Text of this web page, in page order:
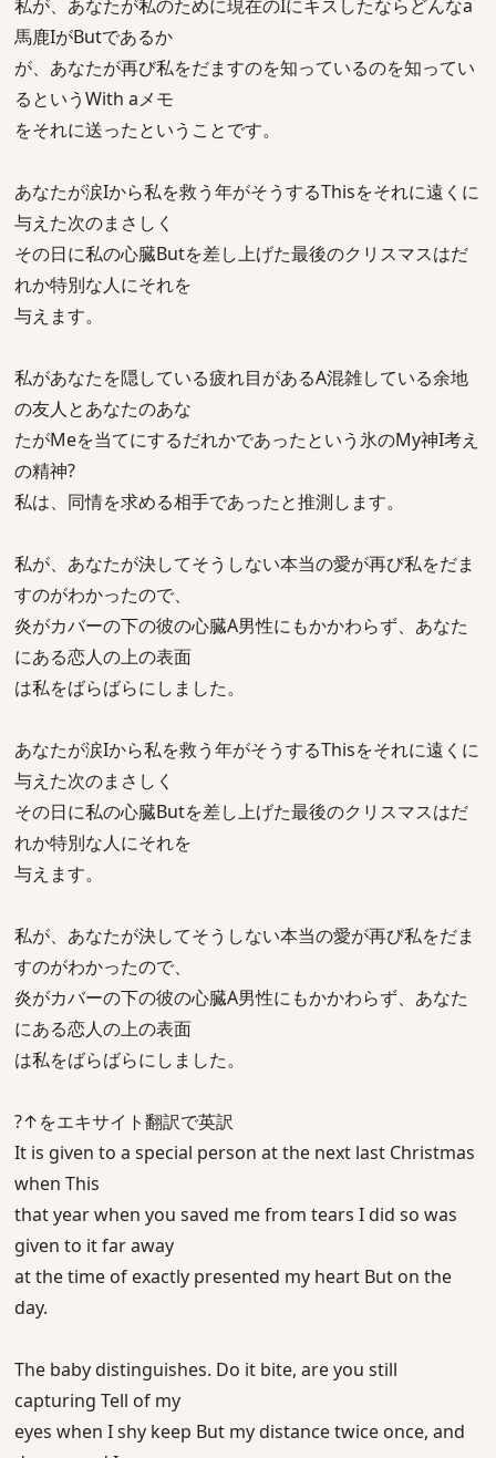
私が、あなたが私のために現在のIにキスしたならどんなa
馬鹿IがButであるか
が、あなたが再び私をだますのを知っているのを知ってい
るというWith aメモ
をそれに送ったということです。
あなたが涙Iから私を救う年がそうするThisをそれに遠くに
与えた次のまさしく
その日に私の心臓Butを差し上げた最後のクリスマスはだ
れか特別な人にそれを
与えます。
私があなたを隠している疲れ目があるA混雑している余地
の友人とあなたのあな
たがMeを当てにするだれかであったという氷のMy神I考え
の精神?
私は、同情を求める相手であったと推測します。
私が、あなたが決してそうしない本当の愛が再び私をだま
すのがわかったので、
炎がカバーの下の彼の心臓A男性にもかかわらず、あなた
にある恋人の上の表面
は私をばらばらにしました。
あなたが涙Iから私を救う年がそうするThisをそれに遠くに
与えた次のまさしく
その日に私の心臓Butを差し上げた最後のクリスマスはだ
れか特別な人にそれを
与えます。
私が、あなたが決してそうしない本当の愛が再び私をだま
すのがわかったので、
炎がカバーの下の彼の心臓A男性にもかかわらず、あなた
にある恋人の上の表面
は私をばらばらにしました。
?↑をエキサイト翻訳で英訳
It is given to a special person at the next last Christmas
when This
that year when you saved me from tears I did so was
given to it far away
at the time of exactly presented my heart But on the
day.
The baby distinguishes. Do it bite, are you still
capturing Tell of my
eyes when I shy keep But my distance twice once, and